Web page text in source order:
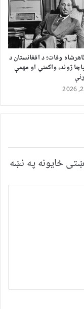
وفات؛ د افغانستان د
ژوند، واکمني او مهمې
ځایونه په نښه